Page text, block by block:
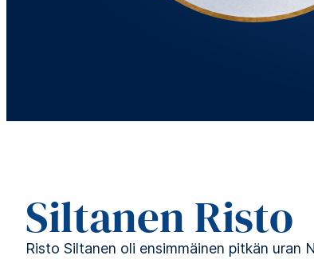
Siltanen Risto
Risto Siltanen oli ensimmäinen pitkän uran